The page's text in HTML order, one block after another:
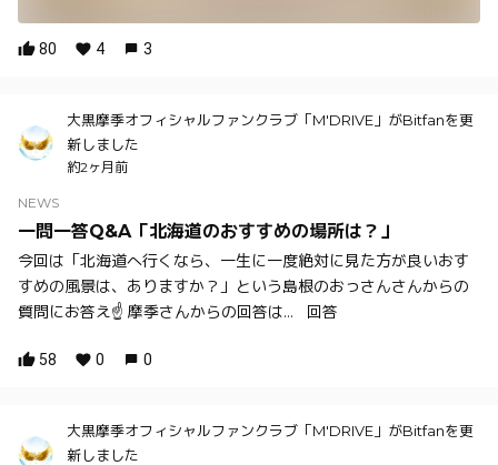
80 4 3
大黒摩季オフィシャルファンクラブ「M'DRIVE」がBitfanを更
新しました
約2ヶ月前
NEWS
一問一答Q&A「北海道のおすすめの場所は？」
今回は「北海道へ行くなら、一生に一度絶対に見た方が良いおす
すめの風景は、ありますか？」という島根のおっさんさんからの
質問にお答え☝️ 摩季さんからの回答は... 回答
58 0 0
大黒摩季オフィシャルファンクラブ「M'DRIVE」がBitfanを更
新しました